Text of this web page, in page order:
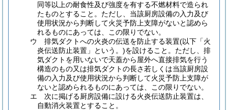
同等以上の耐食性及び強度を有する不燃材料で造られ
たものとすること。 ただし、当該厨房設備の入力及び
使用状況から判断して火災予防上支障がないと認めら
れるものにあっては、この限りでない。
ウ
排気ダクトへの火炎の伝送を防止する装置(以下「火
炎伝送防止装置」という。)を設けること。 ただし、排
気ダクトを用いないで天蓋から屋外へ直接排気を行う
構造のもの又は排気ダクトの長さ若しくは当該厨房設
備の入力及び使用状況から判断して火災予防上支障が
ないと認められるものにあっては、この限りでない。
エ
次に掲げる厨房設備に設ける火炎伝送防止装置は、
自動消火装置とすること。